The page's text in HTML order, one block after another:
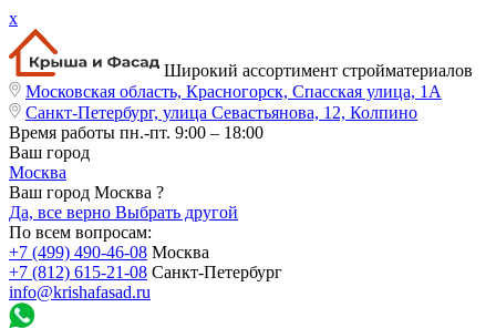
x
Широкий ассортимент стройматериалов
Московская область, Красногорск, Спасская улица, 1А
Санкт-Петербург, улица Севастьянова, 12, Колпино
Время работы пн.-пт. 9:00 – 18:00
Ваш город
Москва
Ваш город Москва ?
Да, все верно Выбрать другой
По всем вопросам:
+7 (499) 490-46-08 Москва
+7 (812) 615-21-08 Санкт-Петербург
info@krishafasad.ru